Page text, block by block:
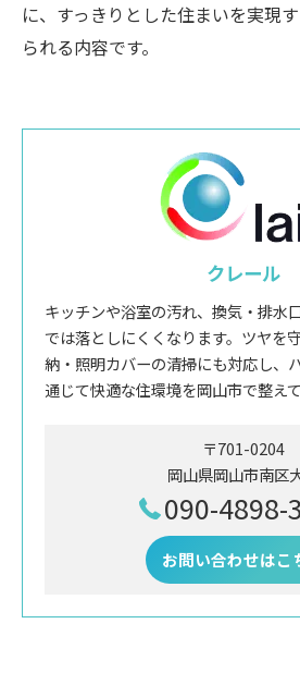
に、すっきりとした住まいを実現
られる内容です。
クレール
キッチンや浴室の汚れ、換気・排水
では落としにくくなります。ツヤを
納・照明カバーの清掃にも対応し、
通じて快適な住環境を岡山市で整えて
〒701-0204
岡山県岡山市南区
090-4898-
お問い合わせはこ